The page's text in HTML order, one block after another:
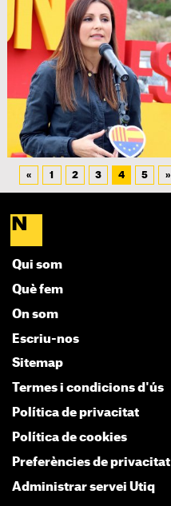
« 1 2 3 4 5 »
Qui som
Què fem
On som
Escriu-nos
Sitemap
Termes i condicions d'ús
Política de privacitat
Política de cookies
Preferències de privacitat
Administrar servei Utiq